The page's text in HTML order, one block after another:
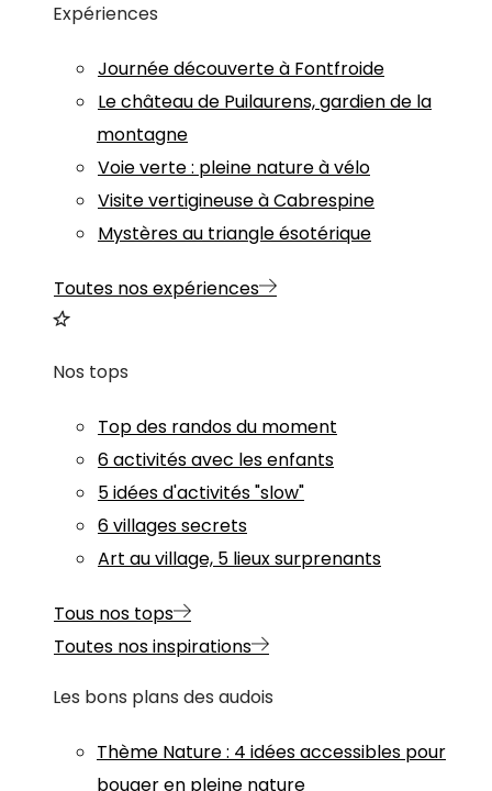
Expériences
Journée découverte à Fontfroide
Le château de Puilaurens, gardien de la
montagne
Voie verte : pleine nature à vélo
Visite vertigineuse à Cabrespine
Mystères au triangle ésotérique
Toutes nos expériences
Nos tops
Top des randos du moment
6 activités avec les enfants
5 idées d'activités "slow"
6 villages secrets
Art au village, 5 lieux surprenants
Tous nos tops
Toutes nos inspirations
Les bons plans des audois
Thème Nature: 4 idées accessibles pour
bouger en pleine nature